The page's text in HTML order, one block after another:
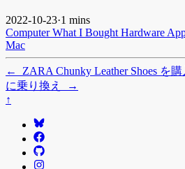
2022-10-23·1 mins
ComputerWhat I Bought Hardware
Mac
← ZARA Chunky Leather Shoes を購
に乗り換え
→
↑